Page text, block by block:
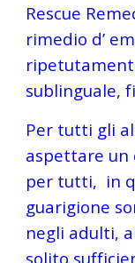
Rescue
rimedio d’
sublinguale,
Per tutti gli
aspettare un
per tutti,  in
guarigione
negli adulti,
solito